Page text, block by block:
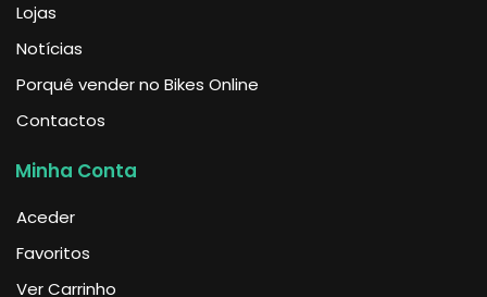
Lojas
Notícias
Porquê vender no Bikes Online
Contactos
Minha Conta
Aceder
Favoritos
Ver Carrinho